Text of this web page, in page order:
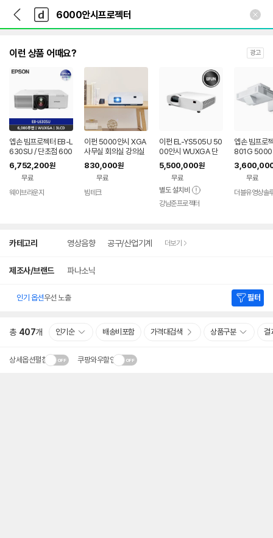
다
나
와
가
다
와
인
이런 상품 어때요? 광고
엡손 빔프로젝터 EB-L
630SU / 단초점 600
0안시 / 레이저 / 회의
용 프로젝터
6,752,200원
무료
웨이브라운지
이펀 5000안시 XGA
사무실 회의실 강의실
교회 레이저 단초점 빔
프로젝터 스크린 골프
830,000원
무료
빔테크
이펀 EL-YS505U 50
00안시 WUXGA 단
초점 빔프로젝터
5,500,000원
무료
별도 설치비
강남준프로젝터
엡손 빔프로
801G 5000
D 초단초점
브 레이저
티비 학원 천
회의실
무료
더블유영상솔
카테고리 영상음향 공구/산업기계 더보기
제조사/브랜드 파나소닉
인기 옵션우선 노출 필터
총 407개 인기순 배송비포함 가격대검색 상품구분 결
상세옵션펼침 쿠팡와우할인